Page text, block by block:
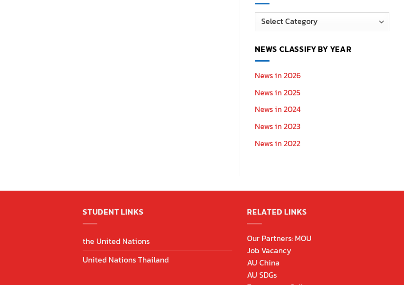
News
Section
NEWS CLASSIFY BY YEAR
News in 2026
News in 2025
News in 2024
News in 2023
News in 2022
STUDENT LINKS
the United Nations
United Nations Thailand
RELATED LINKS
Our Partners: MOU
Job Vacancy
AU China
AU SDGs